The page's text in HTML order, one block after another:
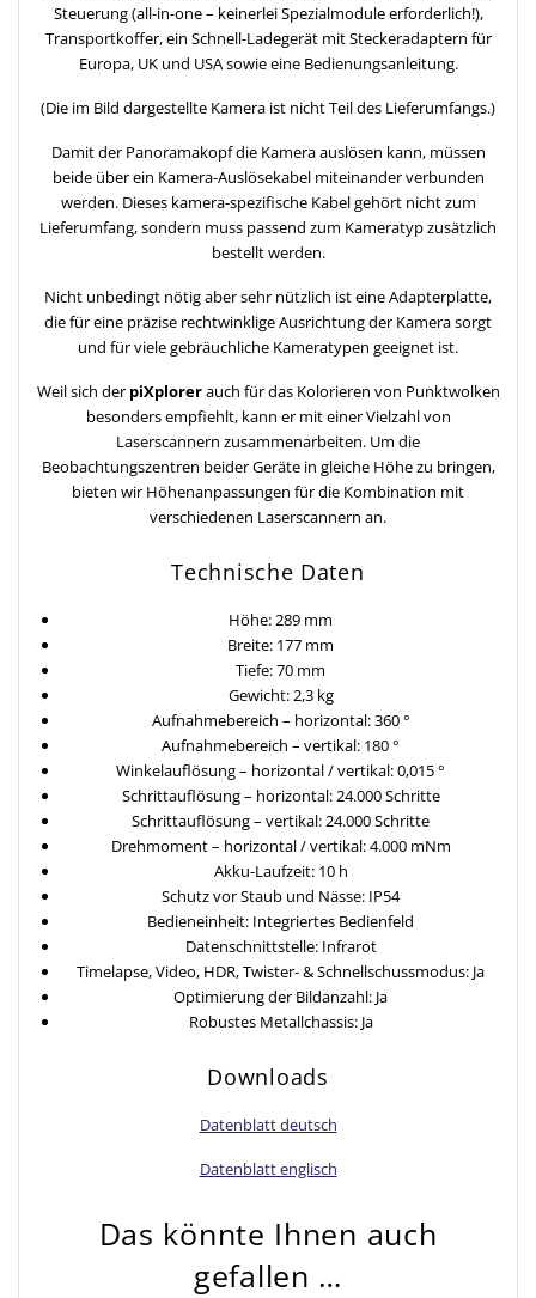
Steuerung (all-in-one – keinerlei Spezialmodule erforderlich!),
Transportkoffer, ein Schnell-Ladegerät mit Steckeradaptern für
Europa, UK und USA sowie eine Bedienungsanleitung.
(Die im Bild dargestellte Kamera ist nicht Teil des Lieferumfangs.)
Damit der Panoramakopf die Kamera auslösen kann, müssen
beide über ein Kamera-Auslösekabel miteinander verbunden
werden. Dieses kamera-spezifische Kabel gehört nicht zum
Lieferumfang, sondern muss passend zum Kameratyp zusätzlich
bestellt werden.
Nicht unbedingt nötig aber sehr nützlich ist eine Adapterplatte,
die für eine präzise rechtwinklige Ausrichtung der Kamera sorgt
und für viele gebräuchliche Kameratypen geeignet ist.
Weil sich der piXplorerauch für das Kolorieren von Punktwolken
besonders empfiehlt, kann er mit einer Vielzahl von
Laserscannern zusammenarbeiten. Um die
Beobachtungszentren beider Geräte in gleiche Höhe zu bringen,
bieten wir Höhenanpassungen für die Kombination mit
verschiedenen Laserscannern an.
Technische Daten
Höhe: 289 mm
Breite: 177 mm
Tiefe: 70 mm
Gewicht: 2,3 kg
Aufnahmebereich – horizontal: 360 °
Aufnahmebereich – vertikal: 180 °
Winkelauflösung – horizontal / vertikal: 0,015 °
Schrittauflösung – horizontal: 24.000 Schritte
Schrittauflösung – vertikal: 24.000 Schritte
Drehmoment – horizontal / vertikal: 4.000 mNm
Akku-Laufzeit: 10 h
Schutz vor Staub und Nässe: IP54
Bedieneinheit: Integriertes Bedienfeld
Datenschnittstelle: Infrarot
Timelapse, Video, HDR, Twister- & Schnellschussmodus: Ja
Optimierung der Bildanzahl: Ja
Robustes Metallchassis: Ja
Downloads
Datenblatt deutsch
Datenblatt englisch
Das könnte Ihnen auch
gefallen …